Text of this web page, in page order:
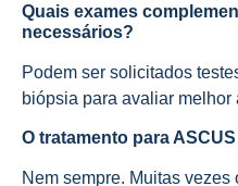
Quais exames
necessários?
Podem ser solicitados
biópsia para avaliar
O tratamento para
Nem sempre. Muitas vezes